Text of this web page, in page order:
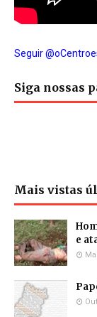
Seguir
Siga nossas
Mais vistas
e